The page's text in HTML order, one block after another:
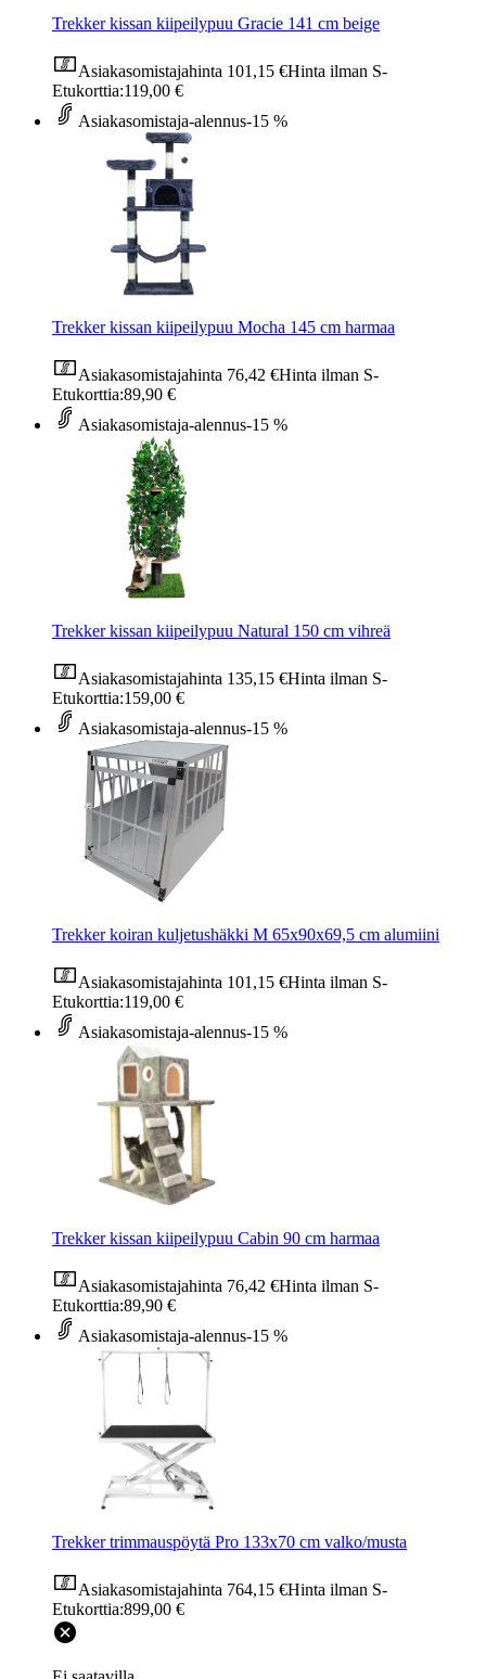
Trekker kissan kiipeilypuu Gracie 141 cm beige
Asiakasomistajahinta 101,15 €Hinta ilman S-
Etukorttia:119,00 €
Asiakasomistaja-alennus-15 %
Trekker kissan kiipeilypuu Mocha 145 cm harmaa
Asiakasomistajahinta 76,42 €Hinta ilman S-
Etukorttia:89,90 €
Asiakasomistaja-alennus-15 %
Trekker kissan kiipeilypuu Natural 150 cm vihreä
Asiakasomistajahinta 135,15 €Hinta ilman S-
Etukorttia:159,00 €
Asiakasomistaja-alennus-15 %
Trekker koiran kuljetushäkki M 65x90x69,5 cm alumiini
Asiakasomistajahinta 101,15 €Hinta ilman S-
Etukorttia:119,00 €
Asiakasomistaja-alennus-15 %
Trekker kissan kiipeilypuu Cabin 90 cm harmaa
Asiakasomistajahinta 76,42 €Hinta ilman S-
Etukorttia:89,90 €
Asiakasomistaja-alennus-15 %
Trekker trimmauspöytä Pro 133x70 cm valko/musta
Asiakasomistajahinta 764,15 €Hinta ilman S-
Etukorttia:899,00 €